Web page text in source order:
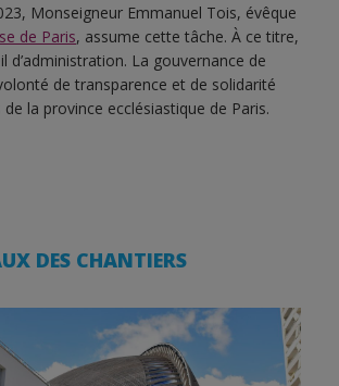
Monseigneur Emmanuel Tois, évêque
de Paris, assume cette tâche. À ce titre,
d’administration. La gouvernance de
de transparence et de solidarité
la province ecclésiastique de Paris.
DES CHANTIERS